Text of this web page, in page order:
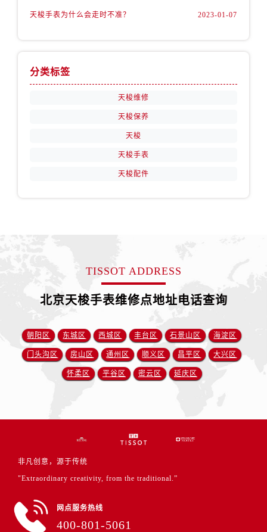
天梭手表为什么会走时不准？ 2023-01-07
分类标签
天梭维修
天梭保养
天梭
天梭手表
天梭配件
TISSOT ADDRESS
北京天梭手表维修点地址电话查询
朝阳区 东城区 西城区 丰台区 石景山区 海淀区
门头沟区 房山区 通州区 顺义区 昌平区 大兴区
怀柔区 平谷区 密云区 延庆区
非凡创意，源于传统
"Extraordinary creativity, from the traditional.”
网点服务热线
400-801-5061